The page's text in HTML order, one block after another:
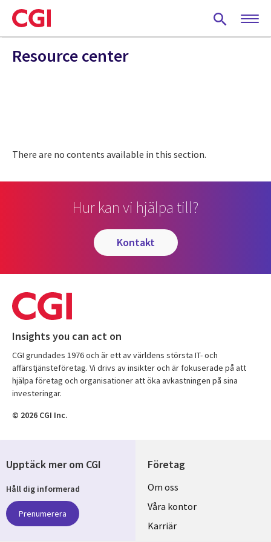
Skip
to
main
content
Resource center
There are no contents available in this section.
Hur kan vi hjälpa till?
kontakt
Insights you can act on
CGI grundades 1976 och är ett av världens största IT- och
affärstjänsteföretag. Vi drivs av insikter och är fokuserade på att
hjälpa företag och organisationer att öka avkastningen på sina
investeringar.
© 2026 CGI Inc.
Företag
Useful
links
SWEDEN
Om oss
Våra kontor
Karriär
Upptäck mer om CGI
Håll dig informerad
Prenumerera